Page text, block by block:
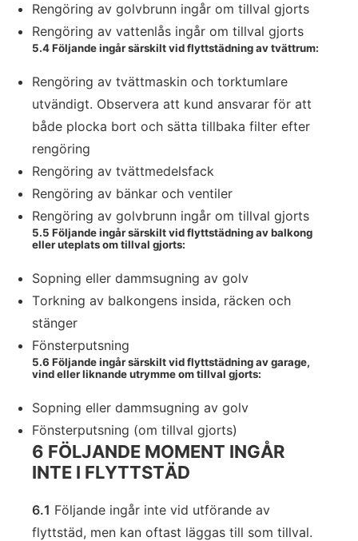
Rengöring av golvbrunn ingår om tillval gjorts
Rengöring av vattenlås ingår om tillval gjorts
5.4 Följande ingår särskilt vid flyttstädning av tvättrum:
Rengöring av tvättmaskin och torktumlare
utvändigt. Observera att kund ansvarar för att
både plocka bort och sätta tillbaka filter efter
rengöring
Rengöring av tvättmedelsfack
Rengöring av bänkar och ventiler
Rengöring av golvbrunn ingår om tillval gjorts
5.5 Följande ingår särskilt vid flyttstädning av balkong
eller uteplats om tillval gjorts:
Sopning eller dammsugning av golv
Torkning av balkongens insida, räcken och
stänger
Fönsterputsning
5.6 Följande ingår särskilt vid flyttstädning av garage,
vind eller liknande utrymme om tillval gjorts:
Sopning eller dammsugning av golv
Fönsterputsning (om tillval gjorts)
6 FÖLJANDE MOMENT INGÅR
INTE I FLYTTSTÄD
6.1 Följande ingår inte vid utförande av
flyttstäd, men kan oftast läggas till som tillval.